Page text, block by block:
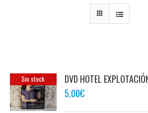
Sin stock
DVD HOTEL
5,00€